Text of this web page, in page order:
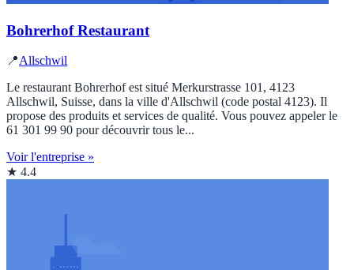
Bohrerhof Restaurant
📍Allschwil
Le restaurant Bohrerhof est situé Merkurstrasse 101, 4123
Allschwil, Suisse, dans la ville d'Allschwil (code postal 4123). Il
propose des produits et services de qualité. Vous pouvez appeler le
61 301 99 90 pour découvrir tous le...
Voir l'entreprise »
★ 4.4